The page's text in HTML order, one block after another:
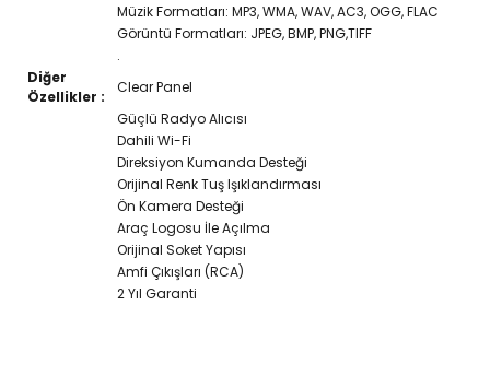
Müzik Formatları: MP3, WMA, WAV, AC3, OGG, FLAC
Görüntü Formatları: JPEG, BMP, PNG,TIFF
.
Diğer
Özellikler :
Clear Panel
Güçlü Radyo Alıcısı
Dahili Wi-Fi
Direksiyon Kumanda Desteği
Orijinal Renk Tuş Işıklandırması
Ön Kamera Desteği
Araç Logosu İle Açılma
Orijinal Soket Yapısı
Amfi Çıkışları (RCA)
2 Yıl Garanti